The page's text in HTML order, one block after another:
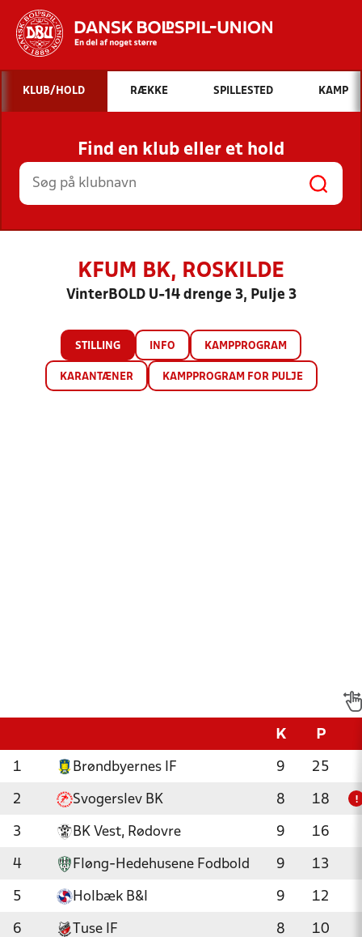
Hvad vil du søge efter?
INDHOLD OG NYHEDER
STILLINGER, RESULTATER, KLUBBER OG
HOLD
KLUB/HOLD RÆKKE SPILLESTED KAMP
Find en klub eller et hold
KFUM BK, ROSKILDE
VinterBOLD U-14 drenge 3, Pulje 3
STILLING INFO KAMPPROGRAM
KARANTÆNER KAMPPROGRAM FOR PULJE
K P
1 Brøndbyernes IF 9 25
2 Svogerslev BK 8 18 !
3 BK Vest, Rødovre 9 16
4 Fløng-Hedehusene Fodbold 9 13
5 Holbæk B&I 9 12
6 Tuse IF 8 10